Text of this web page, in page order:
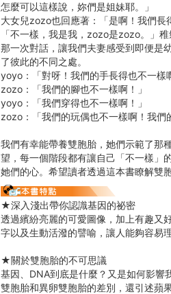
怎麼可以這樣說，妳們是姐妹耶。」
大女兒zozo也回應著：「是啊！我們長
「不一樣，我是我，zozo是zozo。」
那一次對話，讓我們夫妻感受到即便是
了彼此的不同之處。
yoyo：「對呀！我們的手長得也不一樣
zozo：「我們的腳也不一樣啊！」
yoyo：「我們穿得也不一樣啊！」
zozo：「我們的玩偶也不一樣啊！我們
我們有幸能帶養雙胞胎，她們示範了那
望，每一個階段都有讓自己「不一樣」
她們的心。希望讀者透過這本書瞭解雙
★深入淺出帶你認識基因的祕密
透過繽紛亮麗的可愛圖像，加上有趣又
字以及生動活潑的譬喻，讓人能夠容易
★關於雙胞胎的不可思議
基因、DNA到底是什麼？又是如何影響
雙胞胎和異卵雙胞胎的差別，還引述蘋